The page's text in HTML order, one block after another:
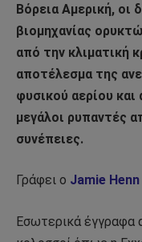
Βόρεια Αμερική, οι
βιομηχανίας
από την κλιματική
αποτέλεσμα της
φυσικού αερίου και
μεγάλοι ρυπαντές
συνέπειες.
Γράφει ο Jamie Henn
Εσωτερικά έγγραφα